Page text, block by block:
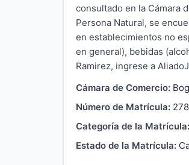
consultado en la Cámara
Persona Natural, se
en establecimientos no
en general), bebidas
Ramirez, ingrese a
Cámara de Comercio:
Número de Matrícula:
Categoría de la Matrícula:
Estado de la Matrícula: